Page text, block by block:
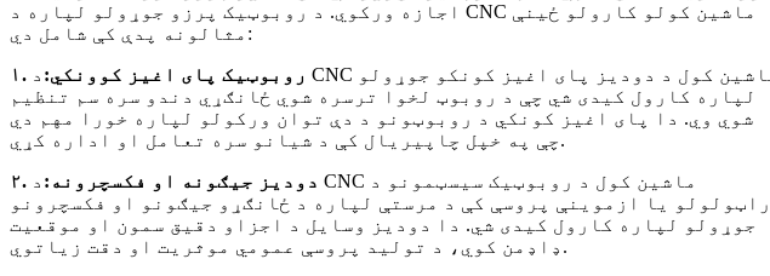
اجازه ورکوي. د روبوټیک پرزو جوړولو لپاره د CNC ماشین کولو کارولو ځینې
مثالونه پدې کې شامل دي:
۱. روبوټیک پای اغیز کوونکي: د CNC ماشین کول د دودیز پای اغیز کونکو جوړولو
لپاره کارول کیدی شي چې د روبوټ لخوا ترسره شوي ځانګړي دندو سره سم تنظیم
شوي وي. دا پای اغیز کونکي د روبوټونو د دې توان ورکولو لپاره خورا مهم دي
چې په خپل چاپیریال کې د شیانو سره تعامل او اداره کړي.
۲. دودیز جیګونه او فکسچرونه: د CNC ماشین کول د روبوټیک سیسټمونو د
راټولولو یا ازموینې پروسې کې د مرستې لپاره د ځانګړو جیګونو او فکسچرونو
جوړولو لپاره کارول کیدی شي. دا دودیز وسایل د اجزاو دقیق سمون او موقعیت
ډاډمن کوي، د تولید پروسې عمومي موثریت او دقت زیاتوي.